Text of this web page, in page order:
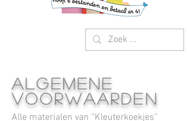
algemene
voorwaarden
Alle materialen van “Kleuterkoekjes”